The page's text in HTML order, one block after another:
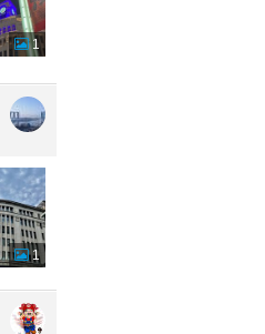
1
1